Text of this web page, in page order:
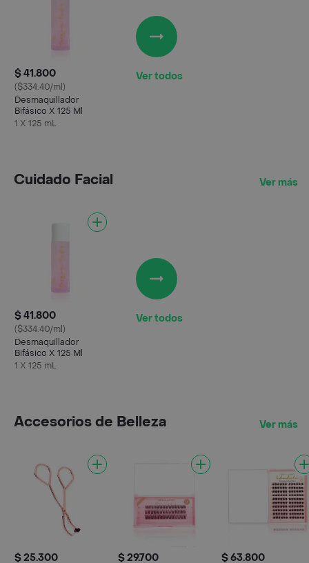
$ 41.800
($334.40/ml)
Desmaquillador
Bifásico X 125 Ml
1 X 125 mL
Ver todos
Cuidado Facial Ver más
$ 41.800
($334.40/ml)
Desmaquillador
Bifásico X 125 Ml
1 X 125 mL
Ver todos
Accesorios de Belleza Ver más
$ 25.300 $ 29.700 $ 63.800